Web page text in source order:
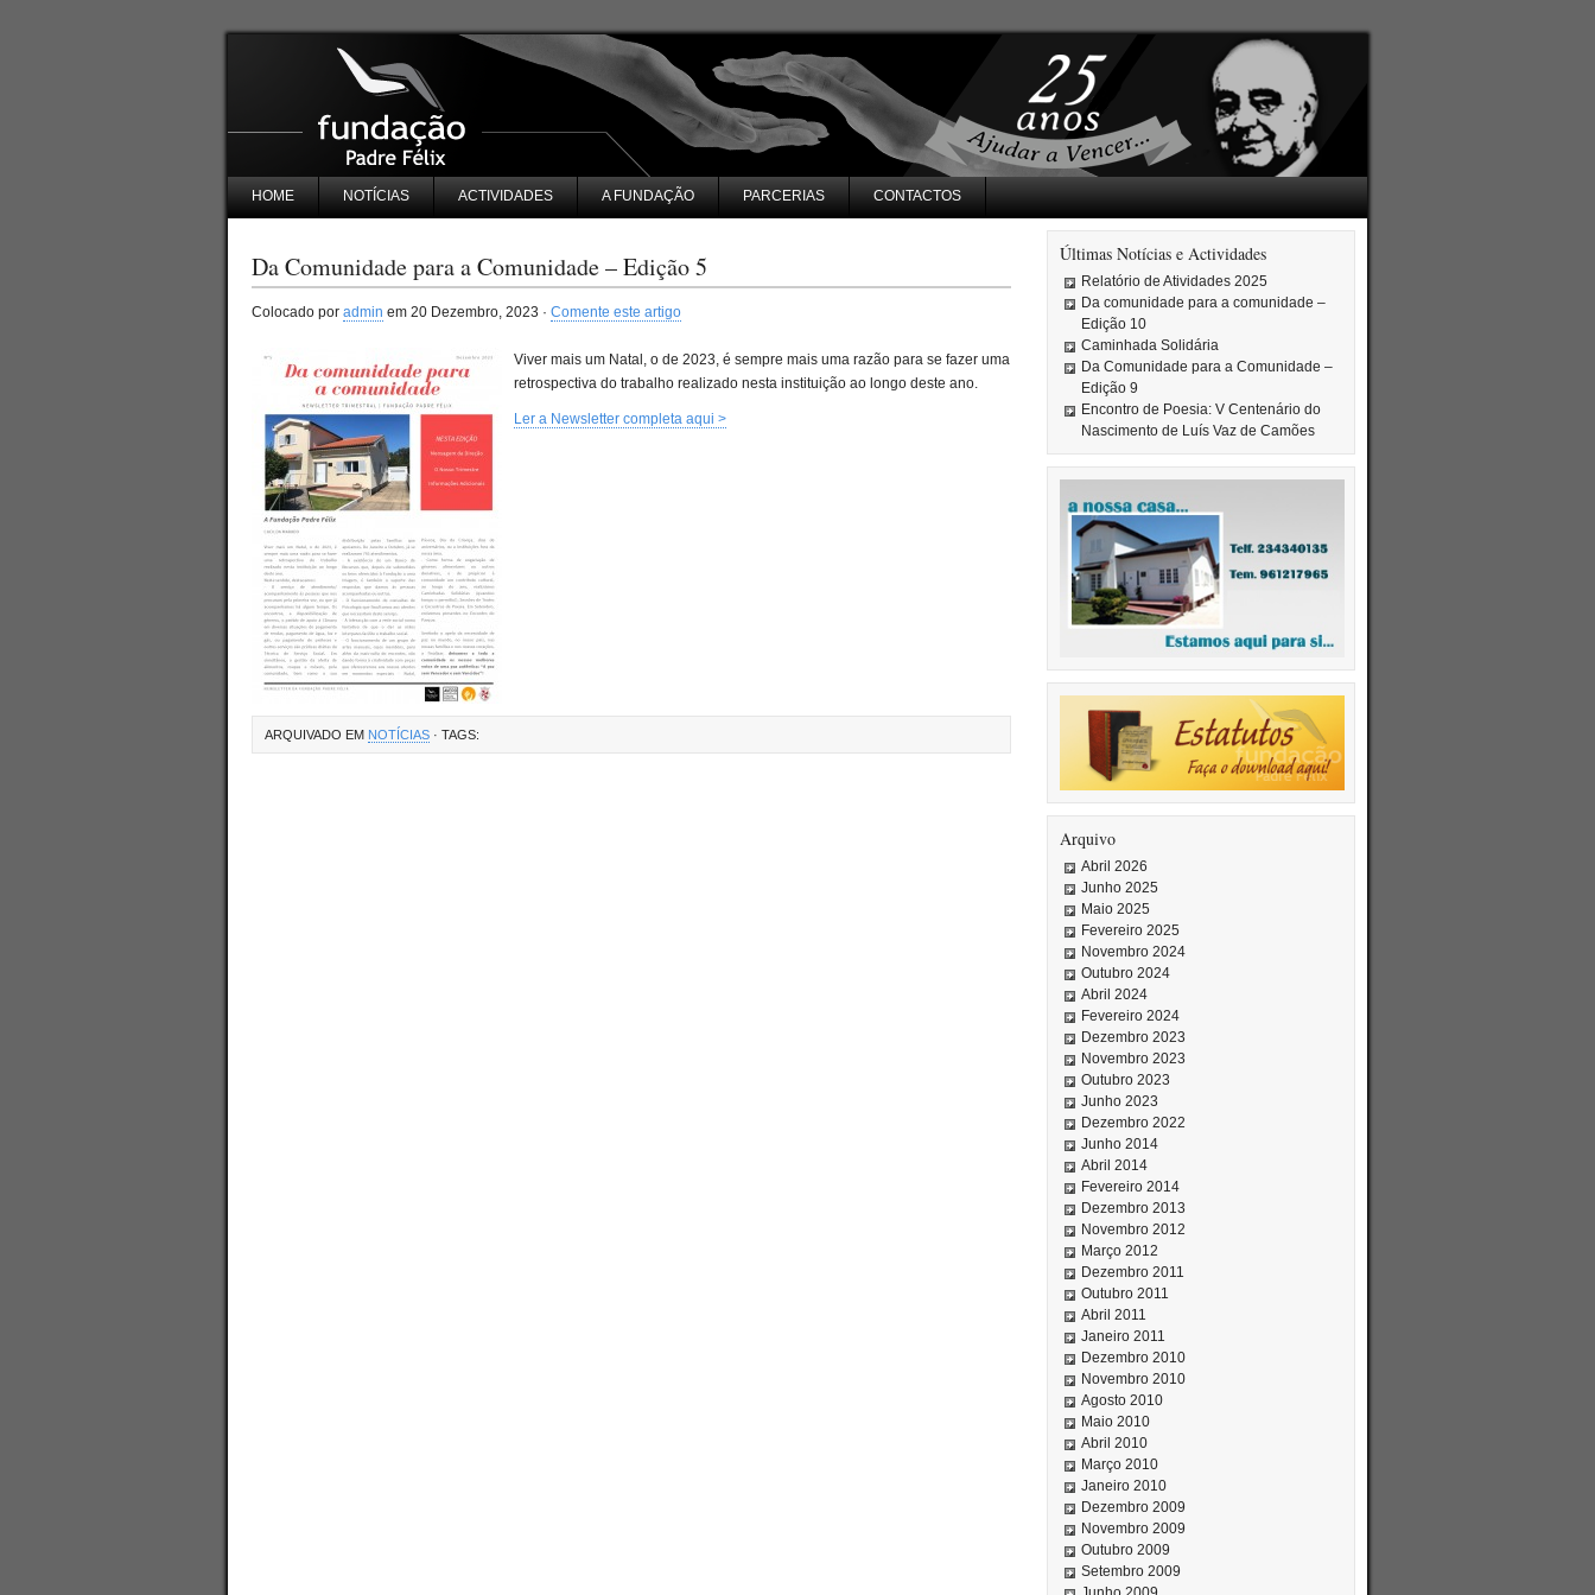
HOME NOTÍCIAS ACTIVIDADES A FUNDAÇÃO PARCERIAS CONTACTOS
Da Comunidade para a Comunidade – Edição 5
Colocado por admin em 20 Dezembro, 2023 · Comente este artigo
Viver mais um Natal, o de 2023, é sempre mais uma razão para se fazer uma
retrospectiva do trabalho realizado nesta instituição ao longo deste ano.
Ler a Newsletter completa aqui >
ARQUIVADO EM NOTÍCIAS · TAGS:
Últimas Notícias e Actividades
Relatório de Atividades 2025
Da comunidade para a comunidade –
Edição 10
Caminhada Solidária
Da Comunidade para a Comunidade –
Edição 9
Encontro de Poesia: V Centenário do
Nascimento de Luís Vaz de Camões
Arquivo
Abril 2026
Junho 2025
Maio 2025
Fevereiro 2025
Novembro 2024
Outubro 2024
Abril 2024
Fevereiro 2024
Dezembro 2023
Novembro 2023
Outubro 2023
Junho 2023
Dezembro 2022
Junho 2014
Abril 2014
Fevereiro 2014
Dezembro 2013
Novembro 2012
Março 2012
Dezembro 2011
Outubro 2011
Abril 2011
Janeiro 2011
Dezembro 2010
Novembro 2010
Agosto 2010
Maio 2010
Abril 2010
Março 2010
Janeiro 2010
Dezembro 2009
Novembro 2009
Outubro 2009
Setembro 2009